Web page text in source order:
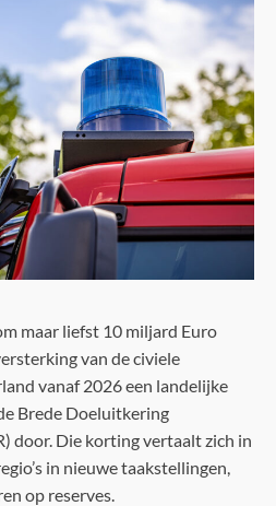
maar liefst 10 miljard Euro
van de civiele
vanaf 2026 een landelijke
Brede Doeluitkering
door. Die korting vertaalt zich in
in nieuwe taakstellingen,
op reserves.